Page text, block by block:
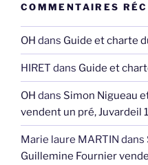
COMMENTAIRES
OH dans Guide et charte
HIRET dans Guide et
OH dans Simon Nigueau
vendent un pré, Juvardeil
Marie laure MARTIN dans
Guillemine Fournier